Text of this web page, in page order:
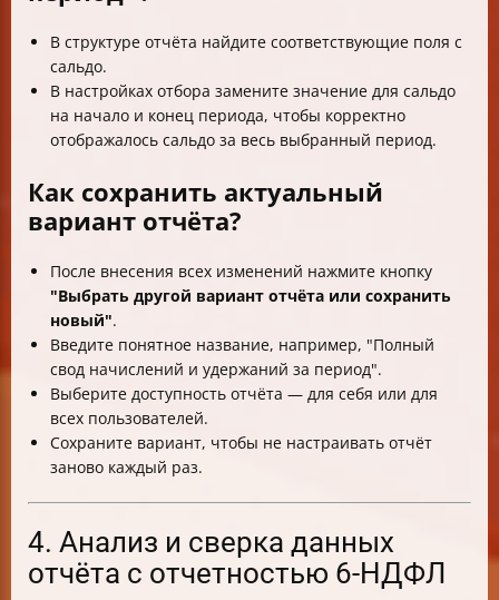
В структуре отчёта найдите соответствующие поля с
сальдо.
В настройках отбора замените значение для сальдо
на начало и конец периода, чтобы корректно
отображалось сальдо за весь выбранный период.
Как сохранить актуальный
вариант отчёта?
После внесения всех изменений нажмите кнопку
"Выбрать другой вариант отчёта или сохранить
новый".
Введите понятное название, например, "Полный
свод начислений и удержаний за период".
Выберите доступность отчёта — для себя или для
всех пользователей.
Сохраните вариант, чтобы не настраивать отчёт
заново каждый раз.
4. Анализ и сверка данных
отчёта с отчетностью 6-НДФЛ